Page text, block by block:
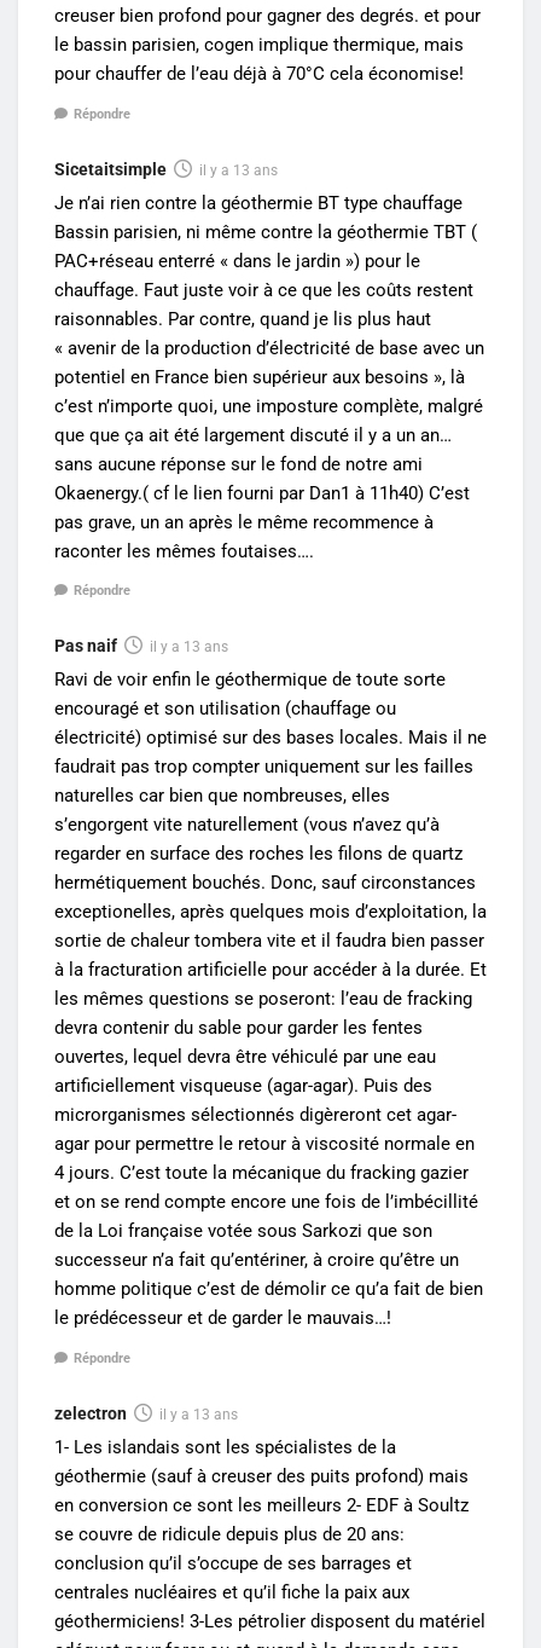
creuser bien profond pour gagner des degrés. et pour
le bassin parisien, cogen implique thermique, mais
pour chauffer de l’eau déjà à 70°C cela économise!
Répondre
Sicetaitsimple il y a 13 ans
Je n’ai rien contre la géothermie BT type chauffage
Bassin parisien, ni même contre la géothermie TBT (
PAC+réseau enterré « dans le jardin ») pour le
chauffage. Faut juste voir à ce que les coûts restent
raisonnables. Par contre, quand je lis plus haut
« avenir de la production d’électricité de base avec un
potentiel en France bien supérieur aux besoins », là
c’est n’importe quoi, une imposture complète, malgré
que que ça ait été largement discuté il y a un an…
sans aucune réponse sur le fond de notre ami
Okaenergy.( cf le lien fourni par Dan1 à 11h40) C’est
pas grave, un an après le même recommence à
raconter les mêmes foutaises….
Répondre
Pas naif il y a 13 ans
Ravi de voir enfin le géothermique de toute sorte
encouragé et son utilisation (chauffage ou
électricité) optimisé sur des bases locales. Mais il ne
faudrait pas trop compter uniquement sur les failles
naturelles car bien que nombreuses, elles
s’engorgent vite naturellement (vous n’avez qu’à
regarder en surface des roches les filons de quartz
hermétiquement bouchés. Donc, sauf circonstances
exceptionelles, après quelques mois d’exploitation, la
sortie de chaleur tombera vite et il faudra bien passer
à la fracturation artificielle pour accéder à la durée. Et
les mêmes questions se poseront: l’eau de fracking
devra contenir du sable pour garder les fentes
ouvertes, lequel devra être véhiculé par une eau
artificiellement visqueuse (agar-agar). Puis des
microrganismes sélectionnés digèreront cet agar-
agar pour permettre le retour à viscosité normale en
4 jours. C’est toute la mécanique du fracking gazier
et on se rend compte encore une fois de l’imbécillité
de la Loi française votée sous Sarkozi que son
successeur n’a fait qu’entériner, à croire qu’être un
homme politique c’est de démolir ce qu’a fait de bien
le prédécesseur et de garder le mauvais…!
Répondre
zelectron il y a 13 ans
1- Les islandais sont les spécialistes de la
géothermie (sauf à creuser des puits profond) mais
en conversion ce sont les meilleurs 2- EDF à Soultz
se couvre de ridicule depuis plus de 20 ans:
conclusion qu’il s’occupe de ses barrages et
centrales nucléaires et qu’il fiche la paix aux
géothermiciens! 3-Les pétrolier disposent du matériel